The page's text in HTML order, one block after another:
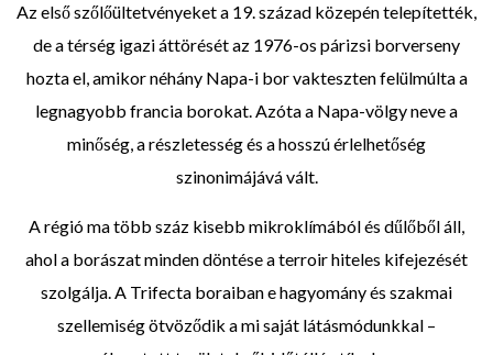
Az első szőlőültetvényeket a 19. század közepén telepítették,
de a térség igazi áttörését az 1976-os párizsi borverseny
hozta el, amikor néhány Napa-i bor vakteszten felülmúlta a
legnagyobb francia borokat. Azóta a Napa-völgy neve a
minőség, a részletesség és a hosszú érlelhetőség
szinonimájává vált.
A régió ma több száz kisebb mikroklímából és dűlőből áll,
ahol a borászat minden döntése a terroir hiteles kifejezését
szolgálja. A Trifecta boraiban e hagyomány és szakmai
szellemiség ötvöződik a mi saját látásmódunkkal –